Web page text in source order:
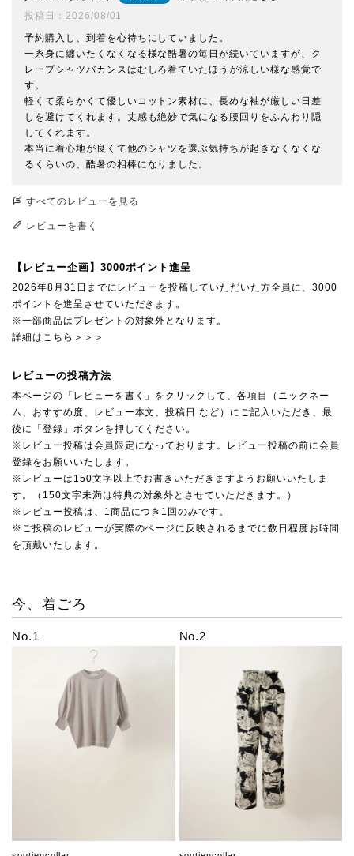
投稿日
2026/08/01
予約購入し、到着を心待ちにしていました。
一糸身に纏いたくなくなる様な酷暑の毎日が続いていますが、ク
レープシャツバカンスはむしろ着ていたほうが涼しい様な感覚で
す。
軽くて柔らかくて優しいコットン素材に、長めな袖が厳しい日差
しを避けてくれます。丈感も絶妙で気になる腰回りをふんわり隠
してくれます。
本当に着心地が良くて他のシャツを選ぶ気持ちが起きなくなくな
るくらいの、酷暑の相棒になりました。
すべてのレビューを見る
レビューを書く
【レビュー企画】3000ポイント進呈
2026年8月31日までにレビューを投稿していただいた方全員に、3000
ポイントを進呈させていただきます。
※一部商品はプレゼントの対象外となります。
詳細はこちら＞＞＞
レビューの投稿方法
本ページの「レビューを書く」をクリックして、各項目（ニックネー
ム、おすすめ度、レビュー本文、投稿日 など）にご記入いただき、最
後に「登録」ボタンを押してください。
※レビュー投稿は会員限定になっております。レビュー投稿の前に会員
登録をお願いいたします。
※レビューは150文字以上でお書きいただきますようお願いいたしま
す。（150文字未満は特典の対象外とさせていただきます。）
※レビュー投稿は、1商品につき1回のみです。
※ご投稿のレビューが実際のページに反映されるまでに数日程度お時間
を頂戴いたします。
今、着ごろ
No.1 No.2